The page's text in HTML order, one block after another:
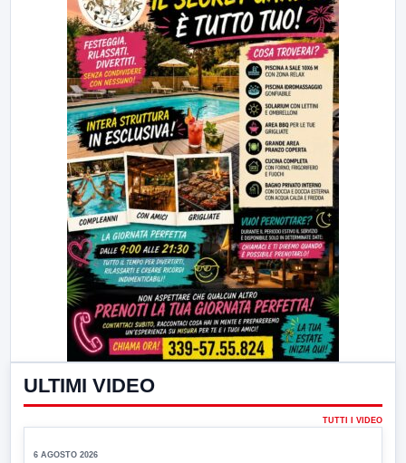
ULTIMI VIDEO
TUTTI I VIDEO
▶
6 AGOSTO 2026